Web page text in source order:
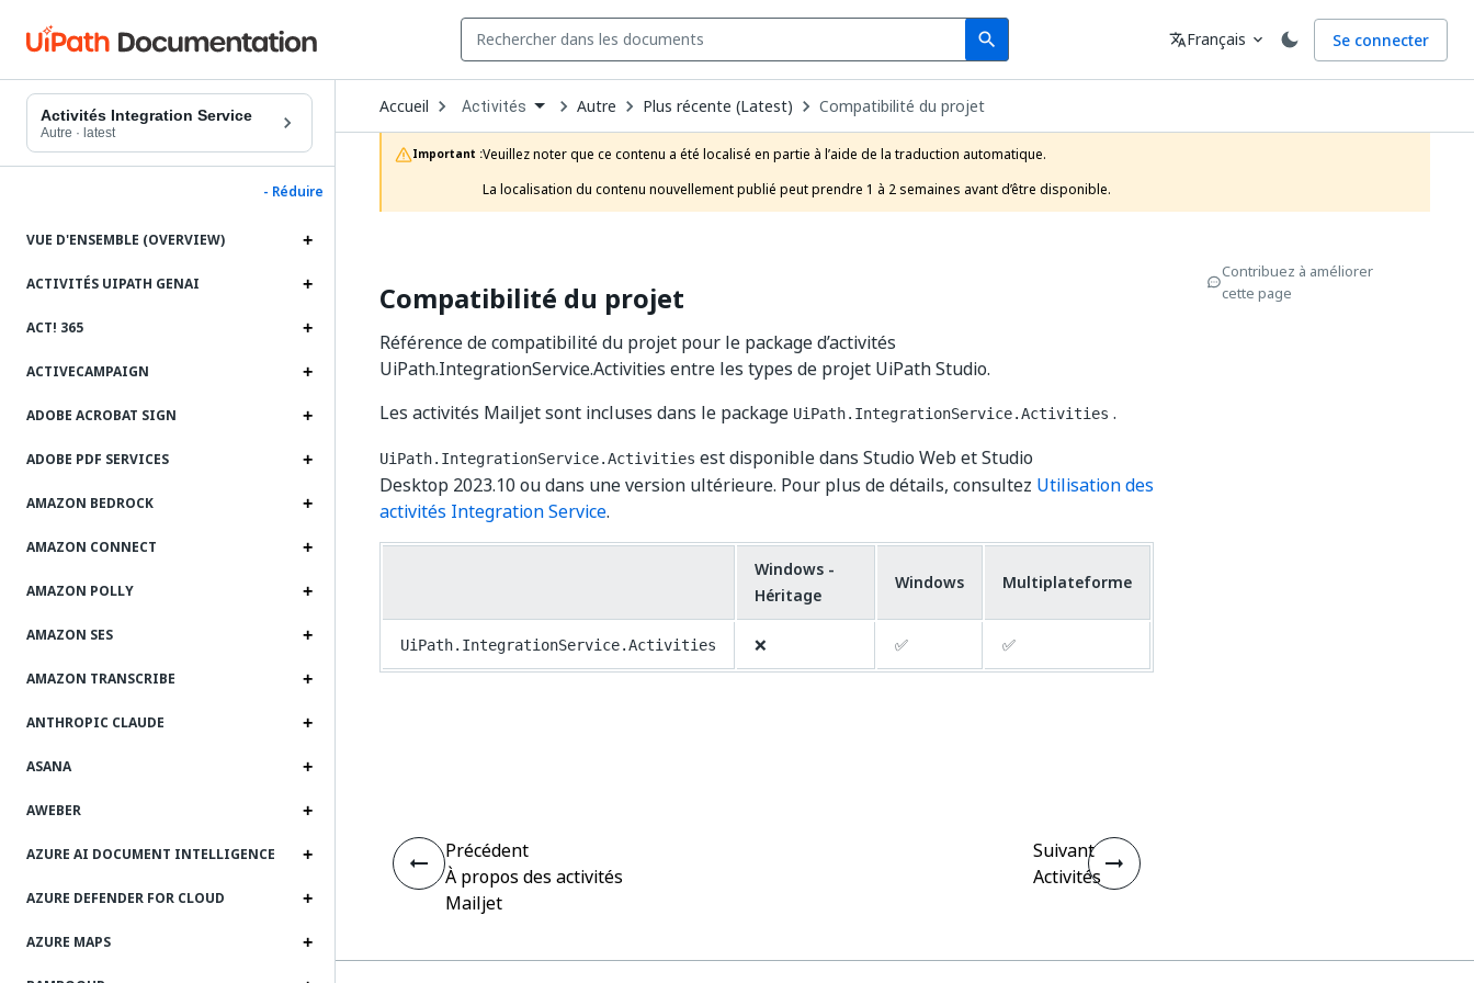
search
Search Langue
translateFrançais expand_more Se connecter
Activités Integration Service
Autre · latest
- Réduire
VUE D'ENSEMBLE (OVERVIEW)
ACTIVITÉS UIPATH GENAI
ACT! 365
ACTIVECAMPAIGN
ADOBE ACROBAT SIGN
ADOBE PDF SERVICES
AMAZON BEDROCK
AMAZON CONNECT
AMAZON POLLY
AMAZON SES
AMAZON TRANSCRIBE
ANTHROPIC CLAUDE
ASANA
AWEBER
AZURE AI DOCUMENT INTELLIGENCE
AZURE DEFENDER FOR CLOUD
AZURE MAPS
Accueil Open
Dropdown
to
choose
product
Activités Autre Plus récente (Latest) Compatibilité du projet
Important :Veuillez noter que ce contenu a été localisé en partie à l’aide de la traduction automatique.
La localisation du contenu nouvellement publié peut prendre 1 à 2 semaines avant d’être disponible.
Compatibilité du projet
Référence de compatibilité du projet pour le package d’activités
UiPath.IntegrationService.Activities entre les types de projet UiPath Studio.
Les activités Mailjet sont incluses dans le package UiPath.IntegrationService.Activities .
UiPath.IntegrationService.Activities est disponible dans Studio Web et Studio
Desktop 2023.10 ou dans une version ultérieure. Pour plus de détails, consultez Utilisation des
activités Integration Service.
Windows -
Héritage
Windows Multiplateforme
UiPath.IntegrationService.Activities ❌ ✅ ✅
Contribuez à améliorer
cette page
Précédent
À propos des activités
Mailjet
Suivant
Activités